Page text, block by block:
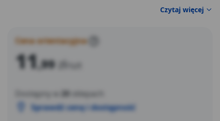
Czytaj więcej
Cena orientacyjna
11,99 zł
Dostępny w 20
sklepach
Sprawdź cenę i dostępność